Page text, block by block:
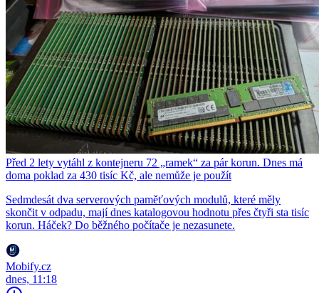
Před 2 lety vytáhl z kontejneru 72 „ramek“ za pár korun. Dnes má
doma poklad za 430 tisíc Kč, ale nemůže je použít
Sedmdesát dva serverových paměťových modulů, které měly
skončit v odpadu, mají dnes katalogovou hodnotu přes čtyři sta tisíc
korun. Háček? Do běžného počítače je nezasunete.
Mobify.cz
dnes, 11:18